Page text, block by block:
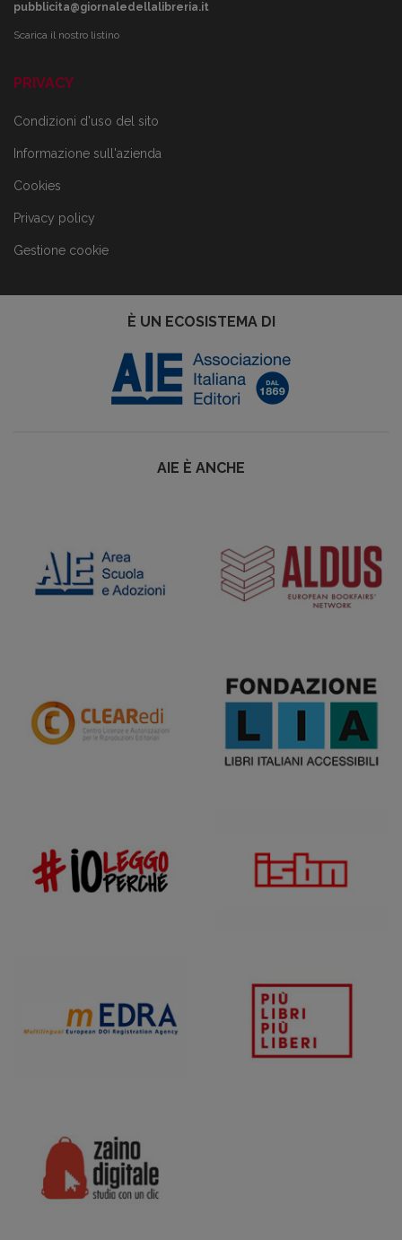
pubblicita@giornaledellalibreria.it
Scarica il nostro listino
PRIVACY
Condizioni d'uso del sito
Informazione sull'azienda
Cookies
Privacy policy
Gestione cookie
È UN ECOSISTEMA DI
AIE È ANCHE